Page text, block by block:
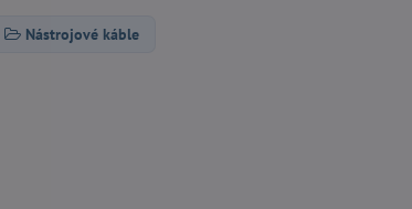
Nástrojové káble